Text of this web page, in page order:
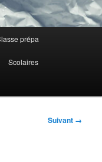
prépa
Scolaires
Suivant →